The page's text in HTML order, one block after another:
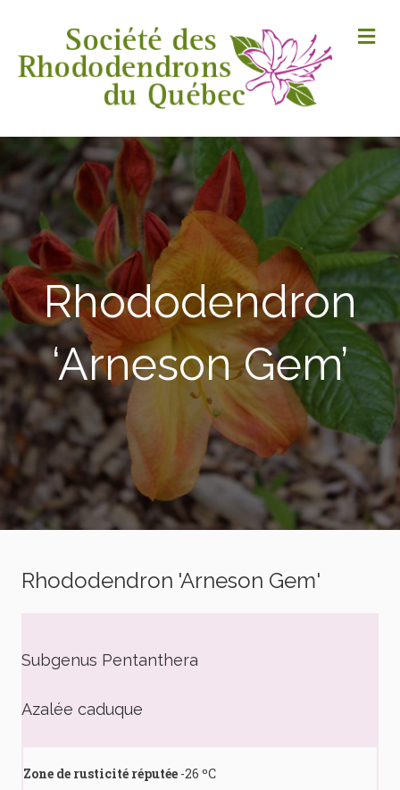
Rhododendron
‘Arneson Gem’
Rhododendron 'Arneson Gem'
Subgenus Pentanthera
Azalée caduque
Zone de rusticité réputée -26 ºC